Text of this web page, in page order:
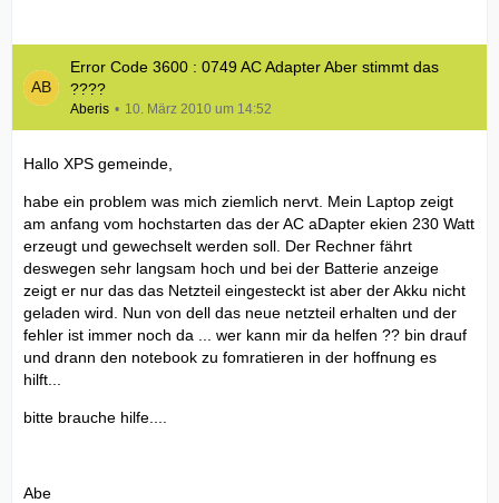
Error Code 3600 : 0749 AC Adapter Aber stimmt das
????
Aberis 10. März 2010 um 14:52
Hallo XPS gemeinde,
habe ein problem was mich ziemlich nervt. Mein Laptop zeigt
am anfang vom hochstarten das der AC aDapter ekien 230 Watt
erzeugt und gewechselt werden soll. Der Rechner fährt
deswegen sehr langsam hoch und bei der Batterie anzeige
zeigt er nur das das Netzteil eingesteckt ist aber der Akku nicht
geladen wird. Nun von dell das neue netzteil erhalten und der
fehler ist immer noch da ... wer kann mir da helfen ?? bin drauf
und drann den notebook zu fomratieren in der hoffnung es
hilft...
bitte brauche hilfe....
Abe